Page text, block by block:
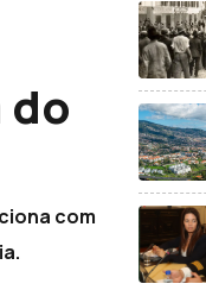
do
com